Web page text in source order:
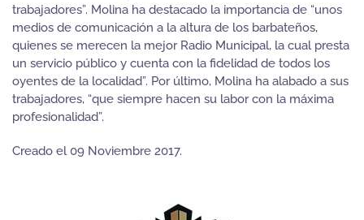
trabajadores”. Molina ha destacado la importancia de “unos
medios de comunicación a la altura de los barbateños,
quienes se merecen la mejor Radio Municipal, la cual presta
un servicio público y cuenta con la fidelidad de todos los
oyentes de la localidad”. Por último, Molina ha alabado a sus
trabajadores, “que siempre hacen su labor con la máxima
profesionalidad”.
Creado el09 Noviembre 2017.